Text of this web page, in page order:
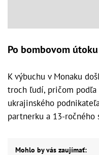
Po bombovom
K výbuchu v Monaku
troch ľudí, pričom
ukrajinského
partnerku a 13-ročného
Mohlo by vás zaujímať: